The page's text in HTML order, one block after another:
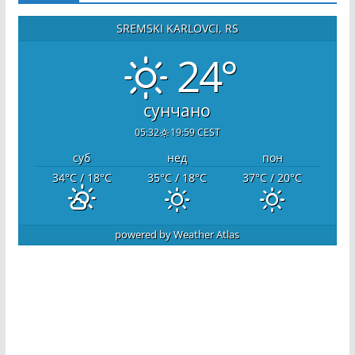
SREMSKI KARLOVCI, RS
24°
сунчано
05:32 19:59 CEST
суб нед
пон
34°C/ 18°C 35°C/ 18°C 37°C/ 20°C
powered byWeather Atlas